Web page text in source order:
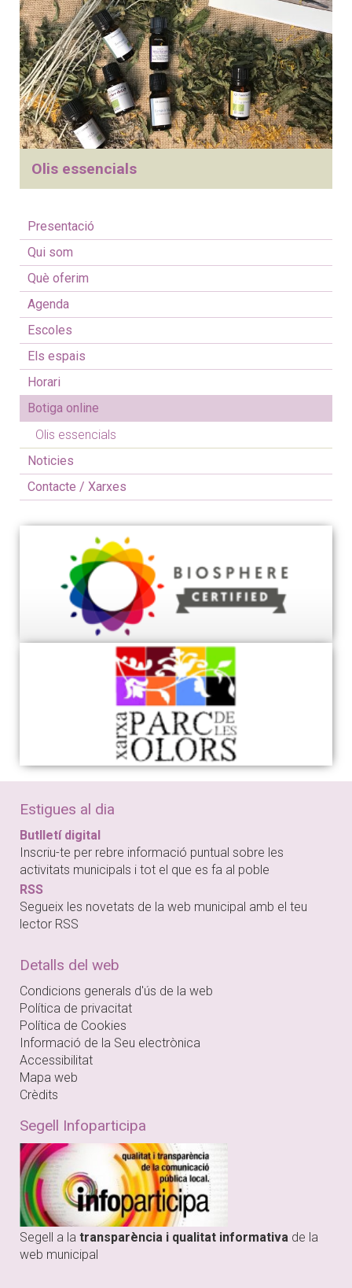
Olis essencials
Presentació
Qui som
Què oferim
Agenda
Escoles
Els espais
Horari
Botiga online
Olis essencials
Noticies
Contacte / Xarxes
Estigues al dia
Butlletí digital
Inscriu-te per rebre informació puntual sobre les
activitats municipals i tot el que es fa al poble
RSS
Segueix les novetats de la web municipal amb el teu
lector RSS
Detalls del web
Condicions generals d'ús de la web
Política de privacitat
Política de Cookies
Informació de la Seu electrònica
Accessibilitat
Mapa web
Crèdits
Segell Infoparticipa
Segell a la transparència i qualitat informativa de la
web municipal